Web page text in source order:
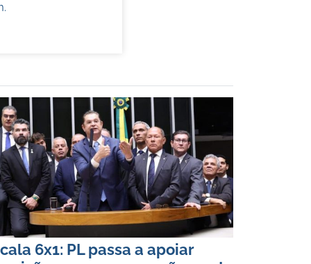
.
6x1: PL passa a apoiar